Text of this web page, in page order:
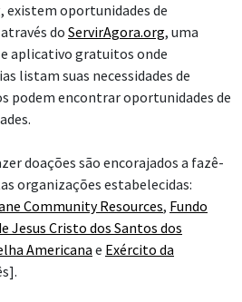
, existem oportunidades de
do ServirAgora.org, uma
aplicativo gratuitos onde
listam suas necessidades de
podem encontrar oportunidades de
doações são encorajados a fazê-
organizações estabelecidas:
Community Resources, Fundo
Jesus Cristo dos Santos dos
Americana e Exército da